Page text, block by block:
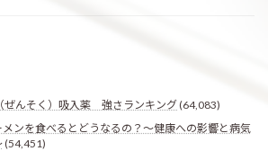
ぜんそく）吸入薬 強さランキング(64,083)
ンを食べるとどうなるの？〜健康への影響と病気
(54,451)